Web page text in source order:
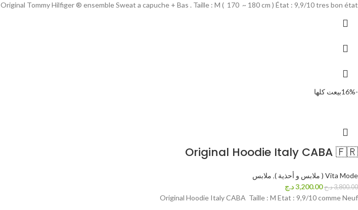
Original Tommy Hilfiger ® ensemble Sweat a capuche + Bas . Taille : M ( 170 ~ 180 cm ) État : 9,9/10 tres bon état .
-16% بيعت كلها
Original Hoodie Italy CABA 🇫🇷
Vita Mode ( ملابس و أحذية ) , ملابس
3,800.00د.ج 3,200.00د.ج
Original Hoodie Italy CABA Taille : M Etat : 9,9/10 comme Neuf